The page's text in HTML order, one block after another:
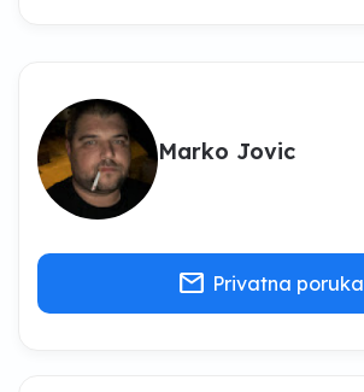
Marko Jovic
mail Privatna poruka